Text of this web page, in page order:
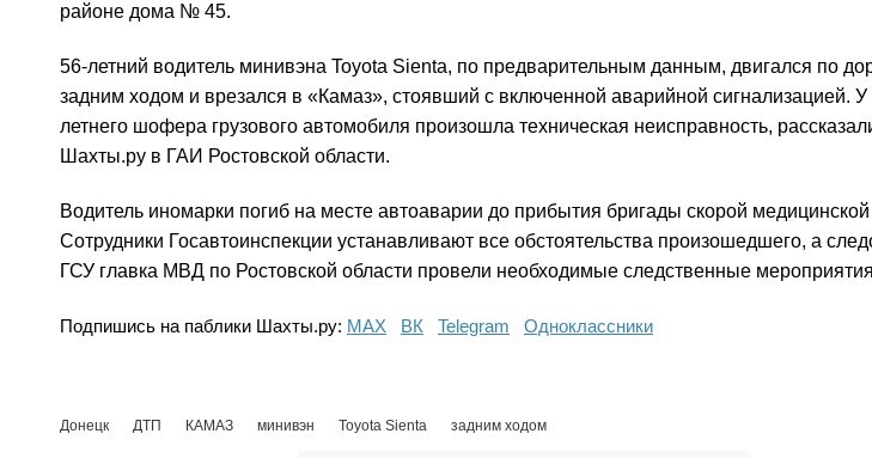
районе дома № 45.
56-летний водитель минивэна Toyota Sienta, по предварительным данным, двигался по
задним ходом и врезался в «Камаз», стоявший с включенной аварийной сигнализацией. У
летнего шофера грузового автомобиля произошла техническая неисправность,
Шахты.ру в ГАИ Ростовской области.
Водитель иномарки погиб на месте автоаварии до прибытия бригады скорой
Сотрудники Госавтоинспекции устанавливают все обстоятельства произошедшего, а
ГСУ главка МВД по Ростовской области провели необходимые следственные
Подпишись на паблики Шахты.ру: МАХ ВК Telegram Одноклассники
Донецк ДТП КАМАЗ минивэн Toyota Sienta задним ходом